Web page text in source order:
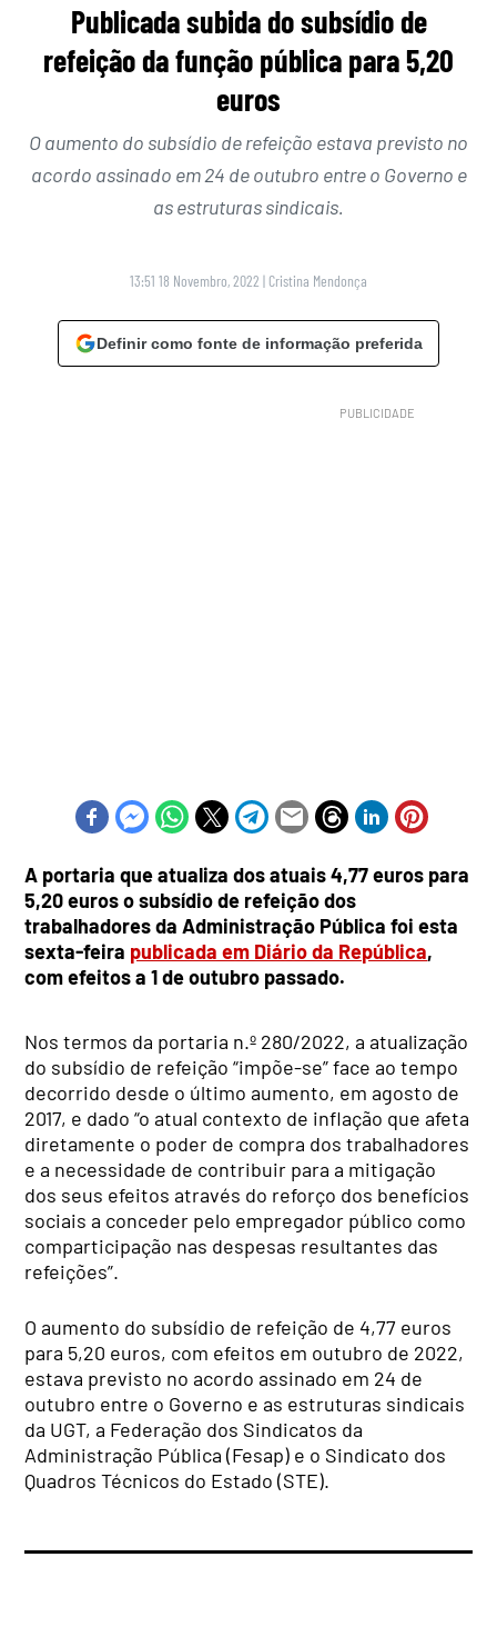
Publicada subida do subsídio de
refeição da função pública para 5,20
euros
O aumento do subsídio de refeição estava previsto no
acordo assinado em 24 de outubro entre o Governo e
as estruturas sindicais.
13:51 18 Novembro, 2022 | Cristina Mendonça
Definir como fonte de informação preferida
A portaria que atualiza dos atuais 4,77 euros para
5,20 euros o subsídio de refeição dos
trabalhadores da Administração Pública foi esta
sexta-feira publicada em Diário da República,
com efeitos a 1 de outubro passado.
Nos termos da portaria n.º 280/2022, a atualização
do subsídio de refeição “impõe-se” face ao tempo
decorrido desde o último aumento, em agosto de
2017, e dado “o atual contexto de inflação que afeta
diretamente o poder de compra dos trabalhadores
e a necessidade de contribuir para a mitigação
dos seus efeitos através do reforço dos benefícios
sociais a conceder pelo empregador público como
comparticipação nas despesas resultantes das
refeições”.
O aumento do subsídio de refeição de 4,77 euros
para 5,20 euros, com efeitos em outubro de 2022,
estava previsto no acordo assinado em 24 de
outubro entre o Governo e as estruturas sindicais
da UGT, a Federação dos Sindicatos da
Administração Pública (Fesap) e o Sindicato dos
Quadros Técnicos do Estado (STE).